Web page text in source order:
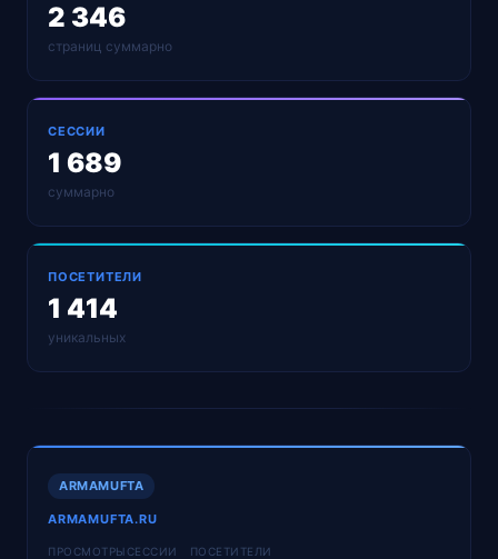
2 346
страниц суммарно
СЕССИИ
1 689
суммарно
ПОСЕТИТЕЛИ
1 414
уникальных
ARMAMUFTA
ARMAMUFTA.RU
ПРОСМОТРЫ СЕССИИ ПОСЕТИТЕЛИ